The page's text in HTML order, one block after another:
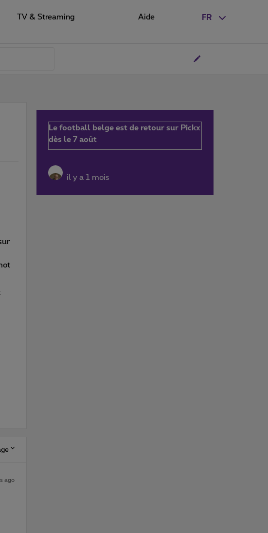
FR
TV & Streaming Aide
ago
Le football belge est de retour sur Pickx
dès le 7 août
il y a 1 mois